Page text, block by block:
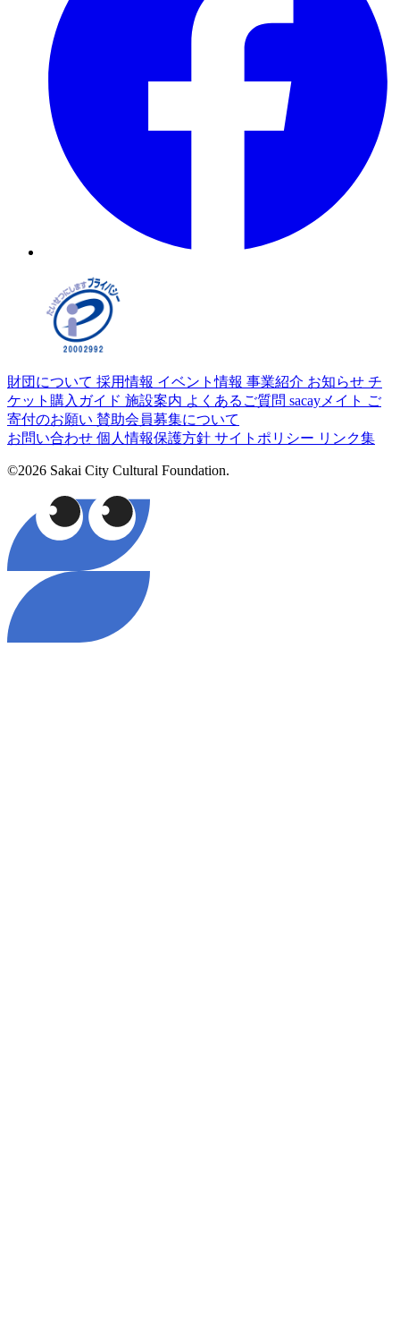
財団について 採用情報 イベント情報 事業紹介 お知らせ チ
ケット購入ガイド 施設案内 よくあるご質問 sacayメイト ご
寄付のお願い 賛助会員募集について
お問い合わせ 個人情報保護方針 サイトポリシー リンク集
©2026 Sakai City Cultural Foundation.